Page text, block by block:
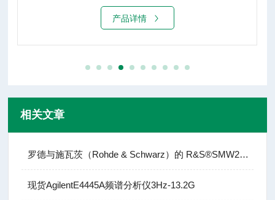
产品详情
相关文章
罗德与施瓦茨（Rohde & Schwarz）的 R&S®SMW200A
现货AgilentE4445A频谱分析仪3Hz-13.2G